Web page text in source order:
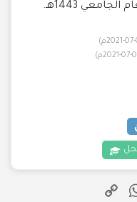
1443هـ.
WhatsApp